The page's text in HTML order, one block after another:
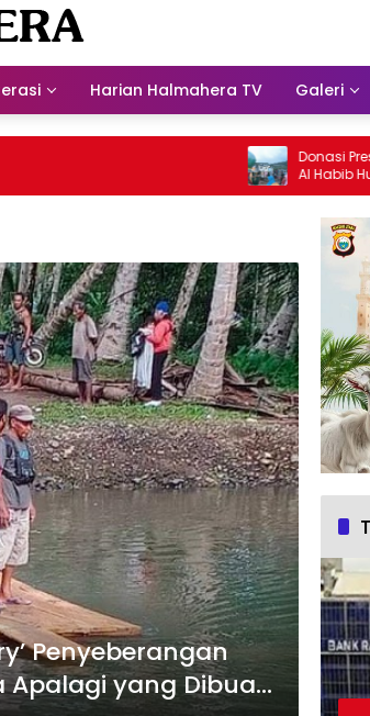
Harian Halmahera TV Galeri
Donasi Presdir
Al Habib Husein
Penyeberangan
Apalagi yang Dibuat